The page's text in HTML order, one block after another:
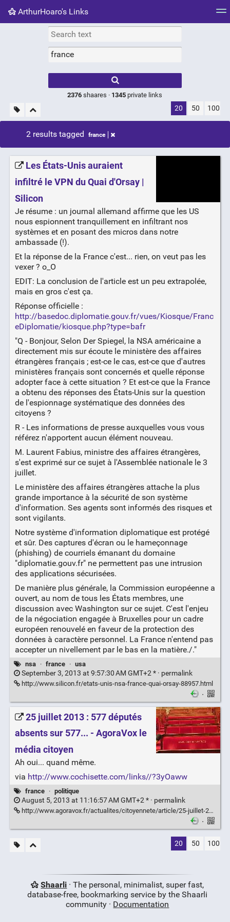
ArthurHoaro's Links
Picture wall
results.
2376 shaares · 1345 private links
20 50 100
2 results tagged france
Les États-Unis auraient
infiltré le VPN du Quai d'Orsay |
Silicon
Je résume : un journal allemand affirme que les US
nous espionnent tranquillement en infiltrant nos
systèmes et en posant des micros dans notre
ambassade (!).
Et la réponse de la France c'est... rien, on veut pas les
vexer ? o_O
EDIT: La conclusion de l'article est un peu extrapolée,
mais en gros c'est ça.
Réponse officielle :
http://basedoc.diplomatie.gouv.fr/vues/Kiosque/Franc
eDiplomatie/kiosque.php?type=bafr
"Q - Bonjour, Selon Der Spiegel, la NSA américaine a
directement mis sur écoute le ministère des affaires
étrangères français ; est-ce le cas, est-ce que d'autres
ministères français sont concernés et quelle réponse
adopter face à cette situation ? Et est-ce que la France
a obtenu des réponses des États-Unis sur la question
de l'espionnage systématique des données des
citoyens ?
R - Les informations de presse auxquelles vous vous
référez n'apportent aucun élément nouveau.
M. Laurent Fabius, ministre des affaires étrangères,
s'est exprimé sur ce sujet à l'Assemblée nationale le 3
juillet.
Le ministère des affaires étrangères attache la plus
grande importance à la sécurité de son système
d'information. Ses agents sont informés des risques et
sont vigilants.
Notre système d'information diplomatique est protégé
et sûr. Des captures d'écran ou le hameçonnage
(phishing) de courriels émanant du domaine
"diplomatie.gouv.fr" ne permettent pas une intrusion
des applications sécurisées.
De manière plus générale, la Commission européenne a
ouvert, au nom de tous les États membres, une
discussion avec Washington sur ce sujet. C'est l'enjeu
de la négociation engagée à Bruxelles pour un cadre
européen renouvelé en faveur de la protection des
données à caractère personnel. La France n'entend pas
accepter un nivellement par le bas en la matière./."
nsa · france · usa
September 3, 2013 at 9:57:30 AM GMT+2 * · permalink
http://www.silicon.fr/etats-unis-nsa-france-quai-orsay-88957.html
·
25 juillet 2013 : 577 députés
absents sur 577... - AgoraVox le
média citoyen
Ah oui... quand même.
via http://www.cochisette.com/links//?3yOaww
france · politique
August 5, 2013 at 11:16:57 AM GMT+2 * · permalink
http://www.agoravox.fr/actualites/citoyennete/article/25-juillet-2013-577-deputes-139206
·
20 50 100
Shaarli · The personal, minimalist, super fast,
database-free, bookmarking service by the Shaarli
community · Documentation